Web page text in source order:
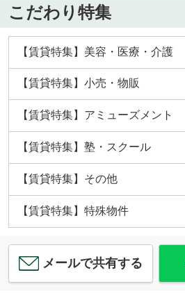
こだわり特集
【賃貸特集】美容・医療・介護
【賃貸特集】小売・物販
【賃貸特集】アミューズメント
【賃貸特集】塾・スクール
【賃貸特集】その他
【賃貸特集】特殊物件
メールで共有する